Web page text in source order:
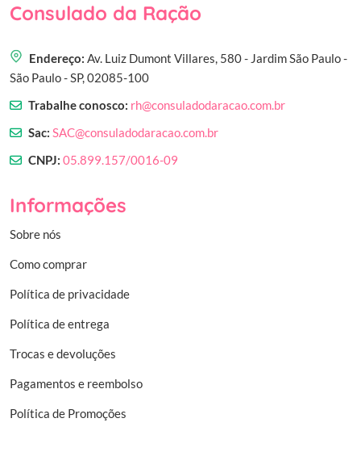
Consulado da Ração
Endereço: Av. Luiz Dumont Villares, 580 - Jardim São Paulo -
São Paulo - SP, 02085-100
Trabalhe conosco: rh@consuladodaracao.com.br
Sac: SAC@consuladodaracao.com.br
CNPJ: 05.899.157/0016-09
Informações
Sobre nós
Como comprar
Política de privacidade
Política de entrega
Trocas e devoluções
Pagamentos e reembolso
Política de Promoções